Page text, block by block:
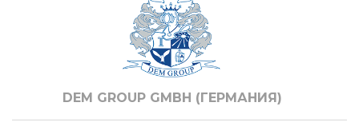
DEM GROUP GMBH (ГЕРМАНИЯ)